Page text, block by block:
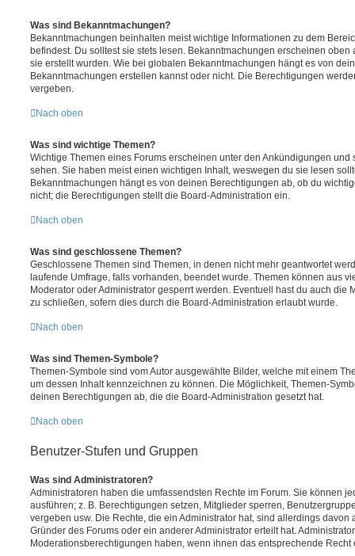
Was sind Bekanntmachungen?
Bekanntmachungen beinhalten meist wichtige Informationen zu dem
befindest. Du solltest sie stets lesen. Bekanntmachungen erscheinen oben
sie erstellt wurden. Wie bei globalen Bekanntmachungen hängt es von
Bekanntmachungen erstellen kannst oder nicht. Die Berechtigungen
vergeben.
Nach oben
Was sind wichtige Themen?
Wichtige Themen eines Forums erscheinen unter den Ankündigungen und
sehen. Sie haben meist einen wichtigen Inhalt, weswegen du sie lesen
Bekanntmachungen hängt es von deinen Berechtigungen ab, ob du
nicht; die Berechtigungen stellt die Board-Administration ein.
Nach oben
Was sind geschlossene Themen?
Geschlossene Themen sind Themen, in denen nicht mehr geantwortet
laufende Umfrage, falls vorhanden, beendet wurde. Themen können aus
Moderator oder Administrator gesperrt werden. Eventuell hast du auch die
zu schließen, sofern dies durch die Board-Administration erlaubt wurde.
Nach oben
Was sind Themen-Symbole?
Themen-Symbole sind vom Autor ausgewählte Bilder, welche mit einem
um dessen Inhalt kennzeichnen zu können. Die Möglichkeit, Themen-
deinen Berechtigungen ab, die die Board-Administration gesetzt hat.
Nach oben
Benutzer-Stufen und Gruppen
Was sind Administratoren?
Administratoren haben die umfassendsten Rechte im Forum. Sie können
ausführen; z. B. Berechtigungen setzen, Mitglieder sperren,
vergeben usw. Die Rechte, die ein Administrator hat, sind allerdings
Gründer des Forums oder ein anderer Administrator erteilt hat.
Moderationsberechtigungen haben, wenn ihnen das entsprechende Recht